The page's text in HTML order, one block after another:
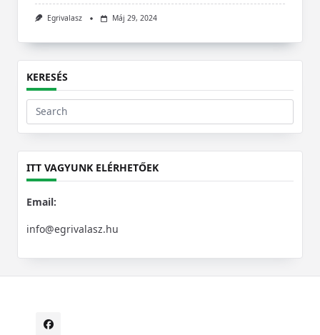
Egrivalasz Máj 29, 2024
KERESÉS
Search
for:
ITT VAGYUNK ELÉRHETŐEK
Email:
info@egrivalasz.hu